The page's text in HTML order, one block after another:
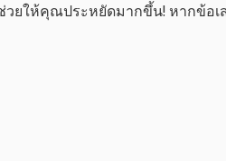
วยให้คุณประหยัดมากขึ้น! หากข้อ